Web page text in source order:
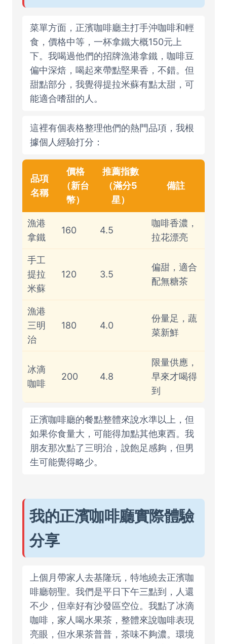
菜單方面，正濱咖啡廳主打手沖咖啡和輕
食，價格中等，一杯拿鐵大概150元上
下。我喝過他們的招牌漁港拿鐵，咖啡豆
偏中深焙，喝起來帶點堅果香，不錯。但
甜點部分，我覺得提拉米蘇有點太甜，可
能適合嗜甜的人。
這裡有個表格整理他們的熱門品項，我根
據個人經驗打分：
品項
名稱
價格
（新台
幣）
推薦指數
（滿分5
星）
備註
漁港
拿鐵
160 4.5
咖啡香濃，
拉花漂亮
手工
提拉
米蘇
120 3.5
偏甜，適合
配無糖茶
漁港
三明
治
180 4.0
份量足，蔬
菜新鮮
冰滴
咖啡
200 4.8
限量供應，
早來才喝得
到
正濱咖啡廳的餐點整體來說水準以上，但
如果你食量大，可能得加點其他東西。我
朋友那次點了三明治，說飽足感夠，但男
生可能覺得略少。
我的正濱咖啡廳實際體驗
分享
上個月帶家人去基隆玩，特地繞去正濱咖
啡廳朝聖。我們是平日下午三點到，人還
不少，但幸好有沙發區空位。我點了冰滴
咖啡，家人喝水果茶，整體來說咖啡表現
亮眼，但水果茶普普，茶味不夠濃。環境